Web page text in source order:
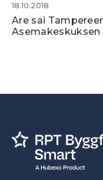
18.10.2018
Are sai